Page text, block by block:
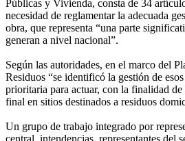
Públicas y Vivienda, consta de 34
necesidad de reglamentar la adecuada
obra, que representa “una parte
generan a nivel nacional”.
Según las autoridades, en el marco del
Residuos “se identificó la gestión de
prioritaria para actuar, con la finalidad
final en sitios destinados a residuos
Un grupo de trabajo integrado por
central, intendencias, representantes del